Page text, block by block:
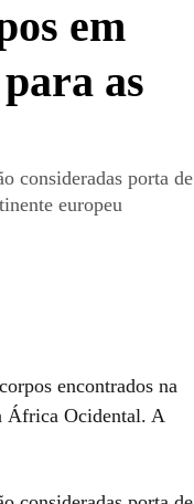
em
as
consideradas porta de
europeu
encontrados na
África Ocidental. A